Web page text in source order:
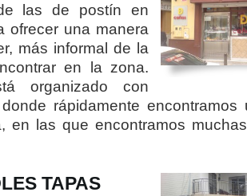
las de postín en
ofrecer una manera
más informal de la
en la zona.
organizado con
rápidamente encontramos
en las que encontramos
TAPAS